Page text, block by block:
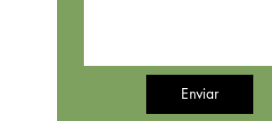
Enviar